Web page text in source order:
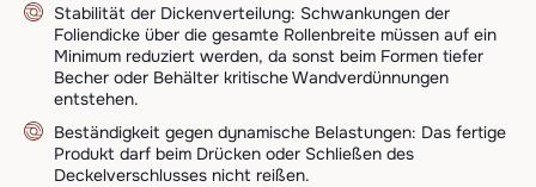
Stabilität der Dickenverteilung: Schwankungen der
Foliendicke über die gesamte Rollenbreite müssen auf ein
Minimum reduziert werden, da sonst beim Formen tiefer
Becher oder Behälter kritische Wandverdünnungen
entstehen.
Beständigkeit gegen dynamische Belastungen: Das fertige
Produkt darf beim Drücken oder Schließen des
Deckelverschlusses nicht reißen.